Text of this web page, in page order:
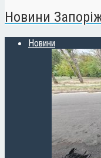
Новини
Новини